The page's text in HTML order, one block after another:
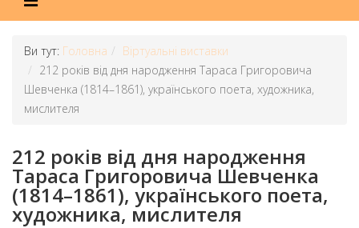
Ви тут: Головна
Віртуальні виставки
212 років від дня народження Тараса Григоровича
Шевченка (1814–1861), українського поета, художника,
мислителя
212 років від дня народження
Тараса Григоровича Шевченка
(1814–1861), українського поета,
художника, мислителя